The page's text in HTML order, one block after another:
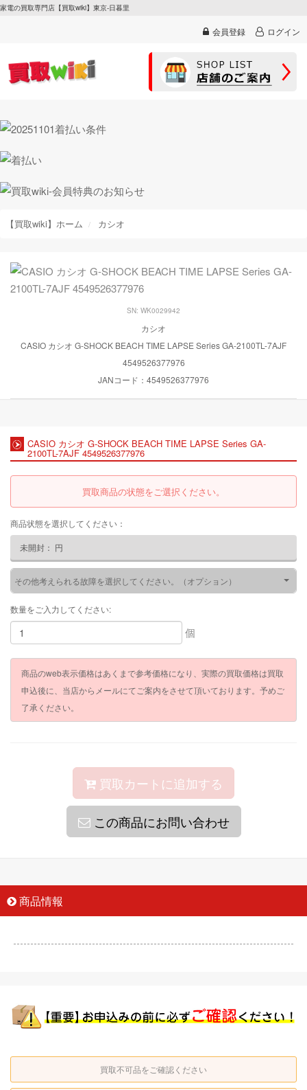
家電の買取専門店【買取wiki】東京-日暮里
会員登録 ログイン
【買取wiki】ホーム カシオ
SN: WK0029942
カシオ
CASIO カシオ G-SHOCK BEACH TIME LAPSE Series GA-2100TL-7AJF
4549526377976
JANコード：4549526377976
CASIO カシオ G-SHOCK BEACH TIME LAPSE Series GA-
2100TL-7AJF 4549526377976
買取商品の状態をご選択ください。
商品状態を選択してください：
未開封： 円
その他考えられる故障を選択してください。（オプション）
数量をご入力してください:
個
商品のweb表示価格はあくまで参考価格になり、実際の買取価格は買取
申込後に、当店からメールにてご案内をさせて頂いております。予めご
了承ください。
買取カートに追加する
この商品にお問い合わせ
商品情報
買取不可品をご確認ください